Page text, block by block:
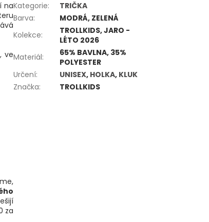
na
ve
za
Kategorie:
TRIČKA
Barva:
MODRÁ, ZELENÁ
Kolekce:
TROLLKIDS, JARO -
LÉTO 2026
Materiál:
65% BAVLNA, 35%
POLYESTER
Určení: UNISEX, HOLKA, KLUK
Značka: TROLLKIDS